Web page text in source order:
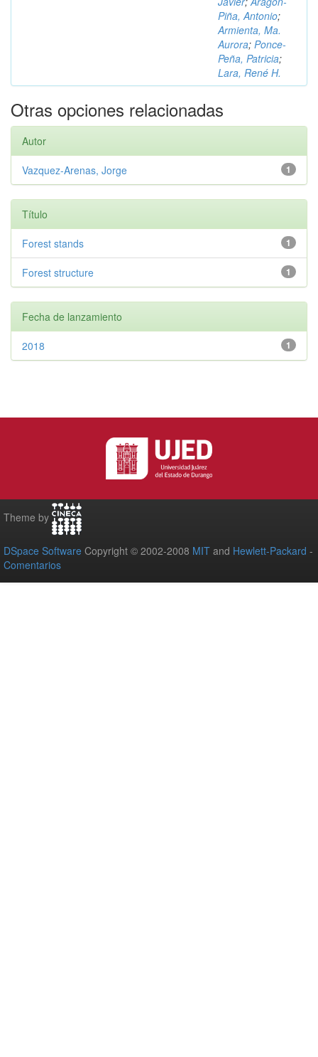
Piña, Antonio;
Armienta, Ma.
Aurora; Ponce-
Peña, Patricia;
Lara, René H.
Otras opciones relacionadas
Autor
1
Vazquez-Arenas, Jorge
Título
1
Forest stands
1
Forest structure
Fecha de lanzamiento
1
2018
Theme by
DSpace Software Copyright © 2002-2008 MIT and Hewlett-Packard -
Comentarios